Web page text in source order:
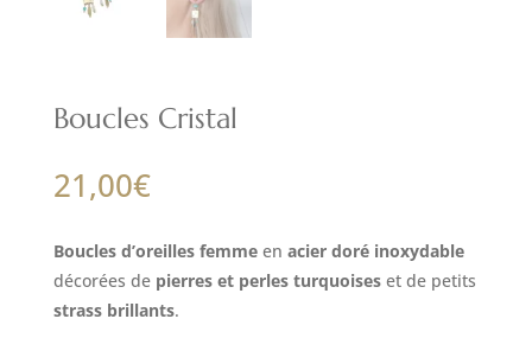
Boucles Cristal
21,00€
Boucles d’oreilles femmeen acier doré inoxydable
décorées de pierres et perles turquoiseset de petits
strass brillants.